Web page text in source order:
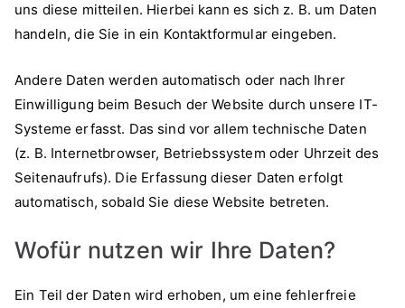
uns diese mitteilen. Hierbei kann es sich z. B. um Daten
handeln, die Sie in ein Kontaktformular eingeben.
Andere Daten werden automatisch oder nach Ihrer
Einwilligung beim Besuch der Website durch unsere IT-
Systeme erfasst. Das sind vor allem technische Daten
(z. B. Internetbrowser, Betriebssystem oder Uhrzeit des
Seitenaufrufs). Die Erfassung dieser Daten erfolgt
automatisch, sobald Sie diese Website betreten.
Wofür nutzen wir Ihre Daten?
Ein Teil der Daten wird erhoben, um eine fehlerfreie